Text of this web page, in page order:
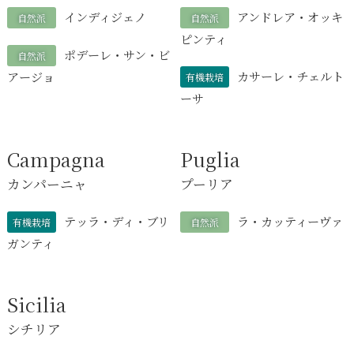
自然派 インディジェノ
自然派
ポデーレ・サン・ビ
アージョ
自然派
アンドレア・オッキ
ピンティ
有機栽培
カサーレ・チェルト
ーサ
Campagna
カンパーニャ
有機栽培
テッラ・ディ・ブリ
ガンティ
Puglia
プーリア
自然派 ラ・カッティーヴァ
Sicilia
シチリア